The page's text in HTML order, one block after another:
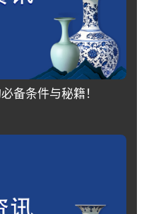
备条件与秘籍！